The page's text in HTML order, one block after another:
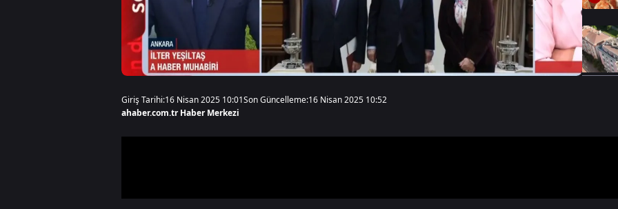
Giriş Tarihi:16 Nisan 2025 10:01Son Güncelleme:16 Nisan 2025 10:52
ahaber.com.tr Haber Merkezi